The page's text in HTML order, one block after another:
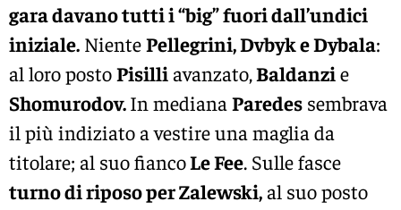
gara davano tutti i “big” fuori dall’undici
iniziale. NientePellegrini, Dvbyk e Dybala:
al loro postoPisilli avanzato,Baldanzi e
Shomurodov.In mediana Paredes sembrava
il più indiziato a vestire una maglia da
titolare; al suo fiancoLe Fee. Sulle fasce
turno di riposo per Zalewski,al suo posto